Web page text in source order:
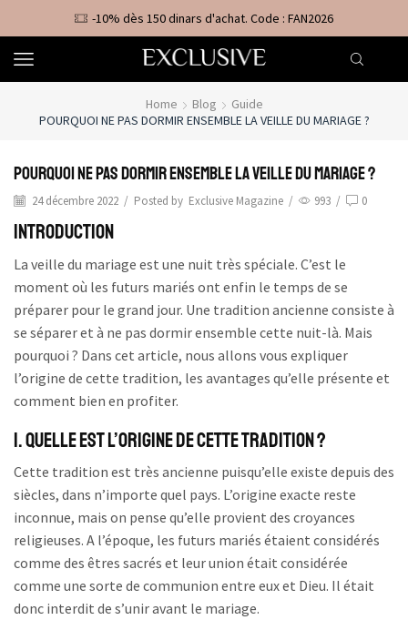
-10% dès 150 dinars d'achat. Code : FAN2026
Home Blog
Guide
POURQUOI NE PAS DORMIR ENSEMBLE LA VEILLE DU MARIAGE ?
Pourquoi ne pas dormir ensemble la veille du mariage ?
24 décembre 2022 / Posted by Exclusive Magazine / 993 / 0
Introduction
La veille du mariage est une nuit très spéciale. C’est le
moment où les futurs mariés ont enfin le temps de se
préparer pour le grand jour. Une tradition ancienne consiste à
se séparer et à ne pas dormir ensemble cette nuit-là. Mais
pourquoi ? Dans cet article, nous allons vous expliquer
l’origine de cette tradition, les avantages qu’elle présente et
comment bien en profiter.
1. Quelle est l’origine de cette tradition ?
Cette tradition est très ancienne puisqu’elle existe depuis des
siècles, dans n’importe quel pays. L’origine exacte reste
inconnue, mais on pense qu’elle provient des croyances
religieuses. A l’époque, les futurs mariés étaient considérés
comme des êtres sacrés et leur union était considérée
comme une sorte de communion entre eux et Dieu. Il était
donc interdit de s’unir avant le mariage.